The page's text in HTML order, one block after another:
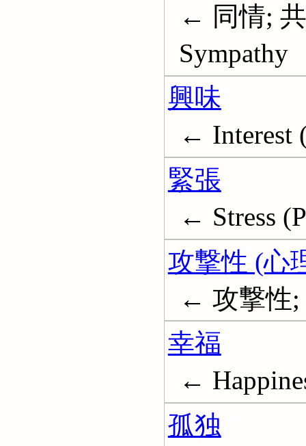
← 同情;
Sympathy
興味
← Interest
緊張
← Stress
攻撃性 (心
← 攻撃性;
幸福
←
孤独